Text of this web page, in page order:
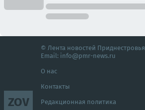
ZOV
© Лента новостей Приднестровья
Email: info@pmr-news.ru
О нас
Контакты
Редакционная политика